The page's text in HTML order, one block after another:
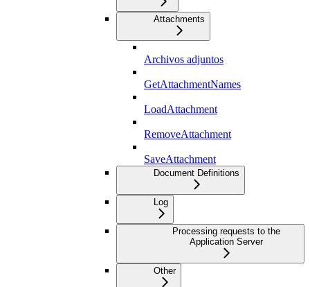
Attachments
Archivos adjuntos
GetAttachmentNames
LoadAttachment
RemoveAttachment
SaveAttachment
Document Definitions
Log
Processing requests to the
Application Server
Other